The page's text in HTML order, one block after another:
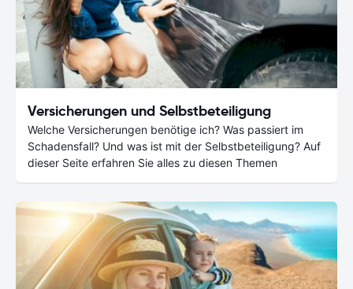
Versicherungen und Selbstbeteiligung
Welche Versicherungen benötige ich? Was passiert im
Schadensfall? Und was ist mit der Selbstbeteiligung? Auf
dieser Seite erfahren Sie alles zu diesen Themen